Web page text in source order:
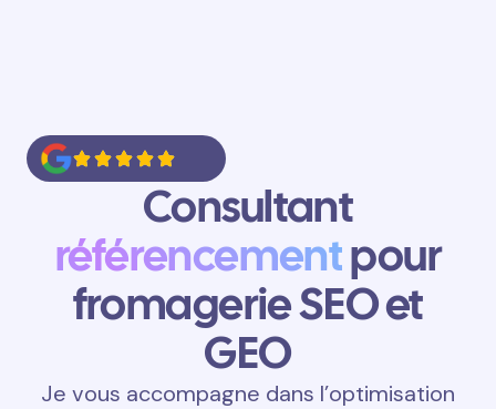
Consultant
référencementpour
fromagerie SEO et
GEO
Je vous accompagne dans l’optimisation